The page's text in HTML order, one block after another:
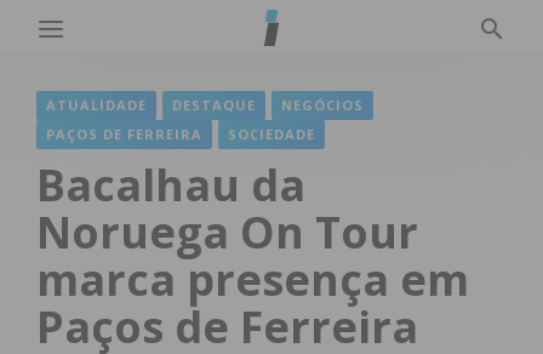
ATUALIDADE DESTAQUE
NEGÓCIOS
PAÇOS DE FERREIRA
SOCIEDADE
Bacalhau da
Noruega On Tour
marca presença em
Paços de Ferreira